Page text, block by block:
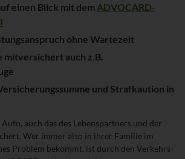
einen Blick mit dem ADVOCARD-
ohne Wartezeit
mitversichert auch z.B.
und Strafkaution in
auch das des Lebenspartners und der
Wer immer also in ihrer Familie im
Problem bekommt, ist durch den Verkehrs-